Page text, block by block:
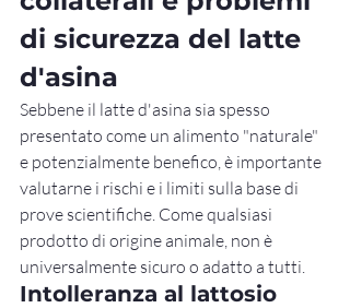
di sicurezza del latte
d'asina
Sebbene il latte d'asina sia spesso
presentato come un alimento "naturale"
e potenzialmente benefico, è importante
valutarne i rischi e i limiti sulla base di
prove scientifiche. Come qualsiasi
prodotto di origine animale, non è
universalmente sicuro o adatto a tutti.
Intolleranza al lattosio